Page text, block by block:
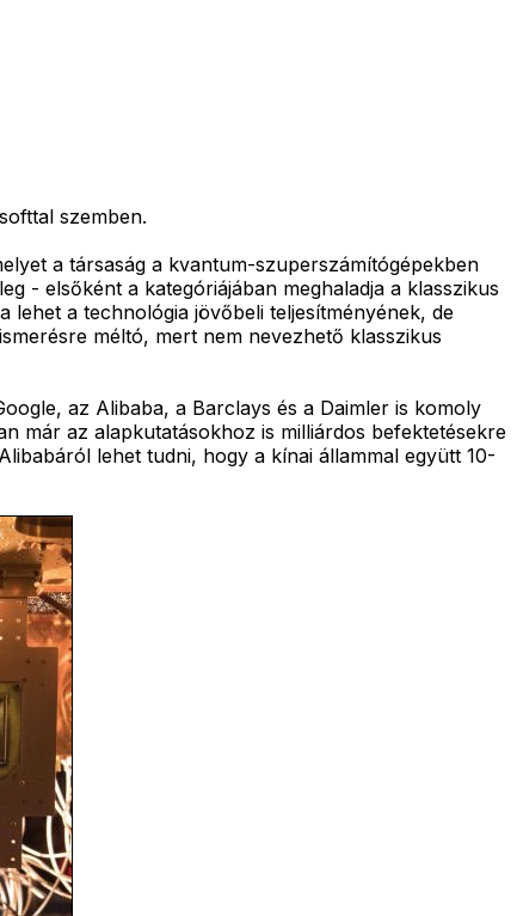
szemben.
a társaság a kvantum-szuperszámítógépekben
- elsőként a kategóriájában meghaladja a klasszikus
lehet a technológia jövőbeli teljesítményének, de
méltó, mert nem nevezhető klasszikus
az Alibaba, a Barclays és a Daimler is komoly
már az alapkutatásokhoz is milliárdos befektetésekre
lehet tudni, hogy a kínai állammal együtt 10-